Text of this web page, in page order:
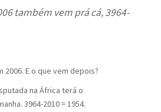
também vem prá cá, 3964-
2006. E o que vem depois?
na África terá o
3964-2010 = 1954.